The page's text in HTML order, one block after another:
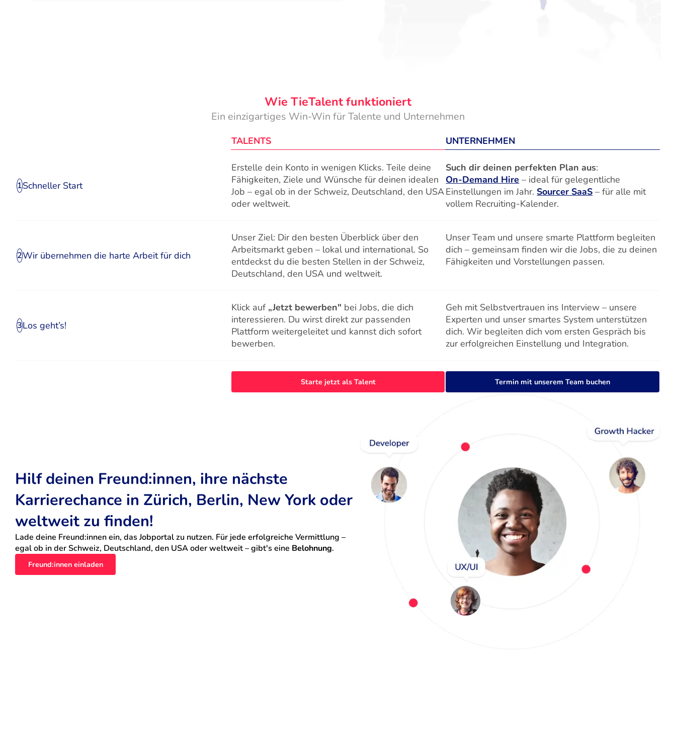
Wie TieTalent funktioniert
Ein einzigartiges Win-Win für Talente und Unternehmen
TALENTS UNTERNEHMEN
1Schneller Start
Erstelle dein Konto in wenigen Klicks. Teile deine
Fähigkeiten, Ziele und Wünsche für deinen idealen
Job – egal ob in der Schweiz, Deutschland, den USA
oder weltweit.
Such dir deinen perfekten Plan aus:
On-Demand Hire – ideal für gelegentliche
Einstellungen im Jahr. Sourcer SaaS – für alle mit
vollem Recruiting-Kalender.
2Wir übernehmen die harte Arbeit für dich
Unser Ziel: Dir den besten Überblick über den
Arbeitsmarkt geben – lokal und international. So
entdeckst du die besten Stellen in der Schweiz,
Deutschland, den USA und weltweit.
Unser Team und unsere smarte Plattform begleiten
dich – gemeinsam finden wir die Jobs, die zu deinen
Fähigkeiten und Vorstellungen passen.
3Los geht’s!
Klick auf „Jetzt bewerben" bei Jobs, die dich
interessieren. Du wirst direkt zur passenden
Plattform weitergeleitet und kannst dich sofort
bewerben.
Geh mit Selbstvertrauen ins Interview – unsere
Experten und unser smartes System unterstützen
dich. Wir begleiten dich vom ersten Gespräch bis
zur erfolgreichen Einstellung und Integration.
Starte jetzt als Talent Termin mit unserem Team buchen
Hilf deinen Freund:innen, ihre nächste
Karrierechance in Zürich, Berlin, New York oder
weltweit zu finden!
Lade deine Freund:innen ein, das Jobportal zu nutzen. Für jede erfolgreiche Vermittlung –
egal ob in der Schweiz, Deutschland, den USA oder weltweit – gibt's eine Belohnung.
Freund:innen einladen